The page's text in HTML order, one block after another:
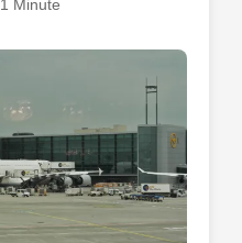
1 Minute